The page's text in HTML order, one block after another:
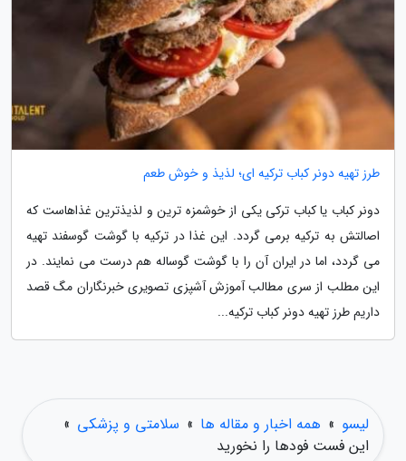
طرز تهیه دونر کباب ترکیه ای؛ لذیذ و خوش طعم
دونر کباب یا کباب ترکی یکی از خوشمزه ترین و لذیذترین غذاهاست که
اصالتش به ترکیه برمی گردد. این غذا در ترکیه با گوشت گوسفند تهیه
می گردد، اما در ایران آن را با گوشت گوساله هم درست می نمایند. در
این مطلب از سری مطالب آموزش آشپزی تصویری خبرنگاران مگ قصد
داریم طرز تهیه دونر کباب ترکیه...
لیسو » همه اخبار و مقاله ها » سلامتی و پزشکی »
این فست فودها را نخورید